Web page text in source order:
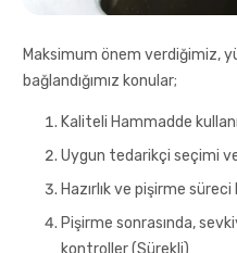
Maksimum önem verdiğimiz,
bağlandığımız konular;
Kaliteli Hammadde
Uygun tedarikçi seçimi
Hazırlık ve pişirme
Pişirme sonrasında,
kontroller (Sürekli)